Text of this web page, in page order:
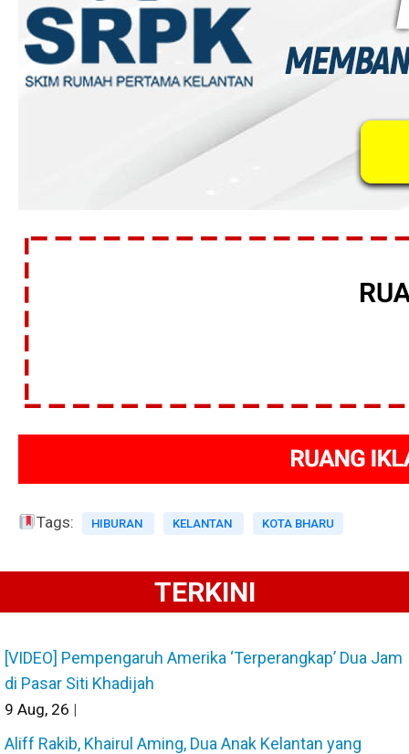
Tags: HIBURAN KELANTAN KOTA BHARU
TERKINI
[VIDEO] Pempengaruh Amerika ‘Terperangkap’ Dua Jam
di Pasar Siti Khadijah
9 Aug, 26 |
Aliff Rakib, Khairul Aming, Dua Anak Kelantan yang